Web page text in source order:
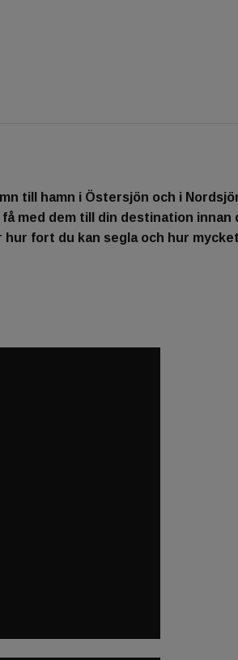
till hamn i Östersjön och i
med dem till din destination innan
fort du kan segla och hur